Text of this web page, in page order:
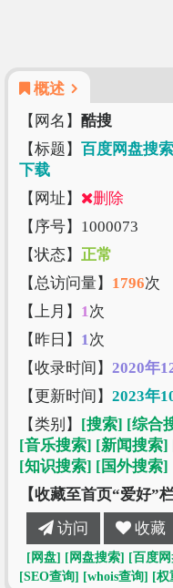
概述
【网名】 酷搜
【标题】 百度网盘搜
下载
【网址】
删除
【序号】1000073
【状态】 正常
【总访问量】 1796次
【上月】 1次
【昨日】 1次
【收录时间】 2020年
【更新时间】 2023年
【类别】 [搜索] [综合
[音乐搜索] [新闻搜索]
[知识搜索] [国外搜索]
【收藏至首页“爱好”栏
访问 收藏
[网盘] [网盘搜索] [百度网
[SEO查询] [whois查询] [权